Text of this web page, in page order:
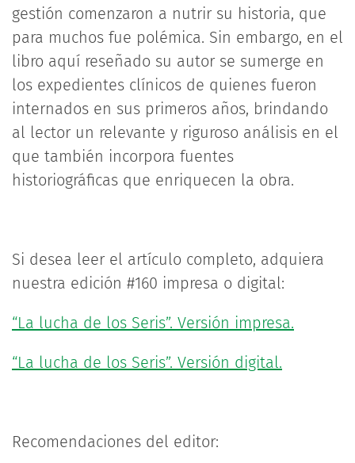
gestión comenzaron a nutrir su historia, que
para muchos fue polémica. Sin embargo, en el
libro aquí reseñado su autor se sumerge en
los expedientes clínicos de quienes fueron
internados en sus primeros años, brindando
al lector un relevante y riguroso análisis en el
que también incorpora fuentes
historiográficas que enriquecen la obra.
Si desea leer el artículo completo, adquiera
nuestra edición #160 impresa o digital:
“La lucha de los Seris”. Versión impresa.
“La lucha de los Seris”. Versión digital.
Recomendaciones del editor: